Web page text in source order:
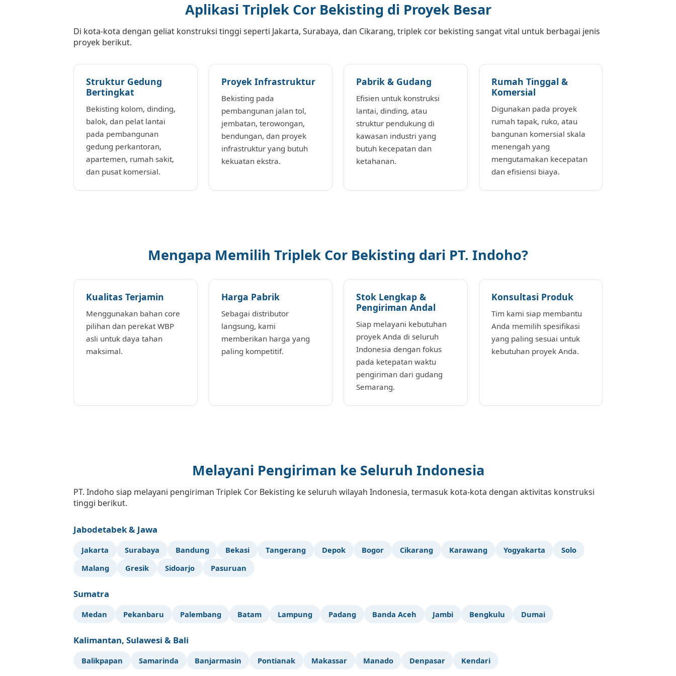
Aplikasi Triplek Cor Bekisting di Proyek Besar
Di kota-kota dengan geliat konstruksi tinggi seperti Jakarta, Surabaya, dan Cikarang, triplek cor bekisting sangat vital untuk berbagai jenis
proyek berikut.
Struktur Gedung
Bertingkat
Bekisting kolom, dinding,
balok, dan pelat lantai
pada pembangunan
gedung perkantoran,
apartemen, rumah sakit,
dan pusat komersial.
Proyek Infrastruktur
Bekisting pada
pembangunan jalan tol,
jembatan, terowongan,
bendungan, dan proyek
infrastruktur yang butuh
kekuatan ekstra.
Pabrik & Gudang
Efisien untuk konstruksi
lantai, dinding, atau
struktur pendukung di
kawasan industri yang
butuh kecepatan dan
ketahanan.
Rumah Tinggal &
Komersial
Digunakan pada proyek
rumah tapak, ruko, atau
bangunan komersial skala
menengah yang
mengutamakan kecepatan
dan efisiensi biaya.
Mengapa Memilih Triplek Cor Bekisting dari PT. Indoho?
Kualitas Terjamin
Menggunakan bahan core
pilihan dan perekat WBP
asli untuk daya tahan
maksimal.
Harga Pabrik
Sebagai distributor
langsung, kami
memberikan harga yang
paling kompetitif.
Stok Lengkap &
Pengiriman Andal
Siap melayani kebutuhan
proyek Anda di seluruh
Indonesia dengan fokus
pada ketepatan waktu
pengiriman dari gudang
Semarang.
Konsultasi Produk
Tim kami siap membantu
Anda memilih spesifikasi
yang paling sesuai untuk
kebutuhan proyek Anda.
Melayani Pengiriman ke Seluruh Indonesia
PT. Indoho siap melayani pengiriman Triplek Cor Bekisting ke seluruh wilayah Indonesia, termasuk kota-kota dengan aktivitas konstruksi
tinggi berikut.
Jabodetabek & Jawa
Jakarta Surabaya Bandung Bekasi Tangerang Depok Bogor Cikarang Karawang Yogyakarta
Solo
Malang
Gresik Sidoarjo Pasuruan
Sumatra
Medan Pekanbaru Palembang Batam Lampung Padang Banda Aceh Jambi Bengkulu Dumai
Kalimantan, Sulawesi & Bali
Balikpapan Samarinda Banjarmasin Pontianak Makassar Manado Denpasar Kendari